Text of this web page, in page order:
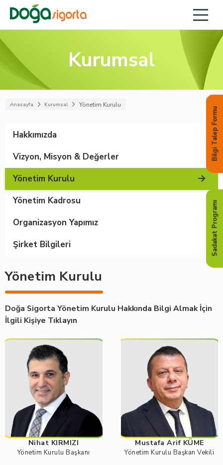
Kurumsal
Anasayfa Kurumsal Yönetim Kurulu
Hakkımızda
Vizyon, Misyon & Değerler
Yönetim Kurulu
Yönetim Kadrosu
Organizasyon Yapımız
Şirket Bilgileri
Yönetim Kurulu
Doğa Sigorta Yönetim Kurulu Hakkında Bilgi Almak İçin
İlgili Kişiye Tıklayın
Nihat KIRMIZI
Yönetim Kurulu Başkanı
Mustafa Arif KÜME
Yönetim Kurulu Başkan Vekili
Bilgi Talep Formu
Sadakat Programı